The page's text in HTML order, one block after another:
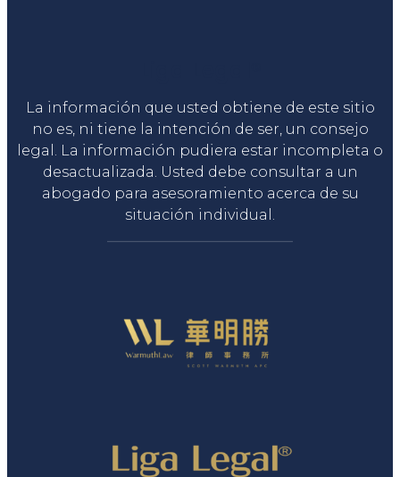
La información que usted obtiene de este sitio
no es, ni tiene la intención de ser, un consejo
legal. La información pudiera estar incompleta o
desactualizada. Usted debe consultar a un
abogado para asesoramiento acerca de su
situación individual.